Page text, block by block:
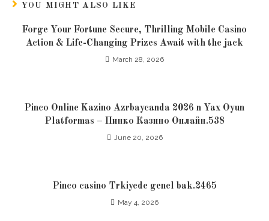
YOU MIGHT ALSO LIKE
Forge Your Fortune Secure, Thrilling Mobile Casino
Action & Life-Changing Prizes Await with the jack
March 28, 2026
Pinco Online Kazino Azrbaycanda 2026 n Yax Oyun
Platformas – Пинко Казино Онлайн.538
June 20, 2026
Pinco casino Trkiyede genel bak.2465
May 4, 2026